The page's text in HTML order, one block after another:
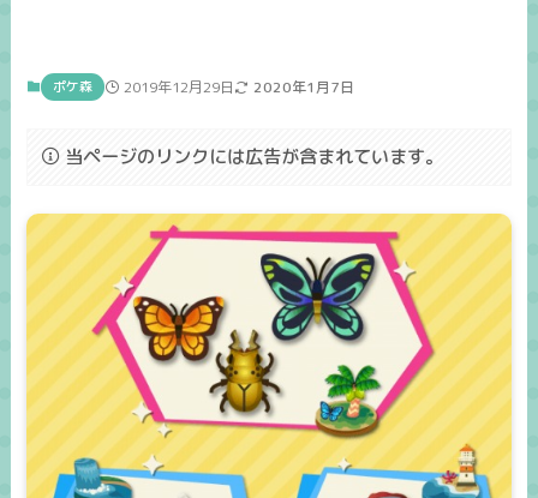
ポケ森 2019年12月29日 2020年1月7日
当ページのリンクには広告が含まれています。